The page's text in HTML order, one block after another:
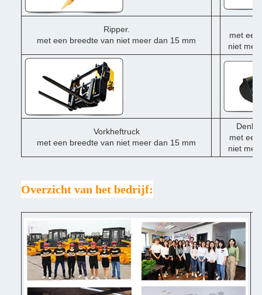
Ripper.
met een breedte van niet meer dan 15 mm
met een
niet
Vorkheftruck
met een breedte van niet meer dan 15 mm
met een
niet
Overzicht van het bedrijf: